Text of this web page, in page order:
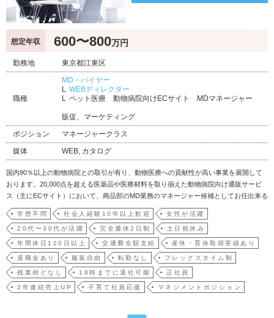
想定年収 600〜800万円
勤務地 東京都江東区
職種
MD・バイヤー
WEBディレクター
ペット医療 動物病院向けECサイト MDマネージャー
販促、マーケティング
ポジション
マネージャークラス
媒体
WEB, カタログ
国内90％以上の動物病院との取引が有り、動物医療への貢献性が高い事業を展開して
おります。20,000点を超える医薬品や医療材料を取り揃えた動物病院向け通販サービ
ス（主にECサイト）において、商品部のMD業務のマネージャー候補としてお任出来る
方の募集です。■主な業務内容：・チームマネジメント ・事業推進と損益管理 ・商
品販売戦略の立案と実行 ・仕入先メーカーとの関係構築 ・新しい商品の仕入れ
（メーカ…
学歴不問 社会人経験10年以上歓迎 女性が活躍
20代〜30代が活躍 完全週休2日制 土日祝休み
年間休日120日以上 交通費全額支給 産休・育休取得実績あり
退職金あり 服装自由 転勤なし フレックスタイム制
残業殆どなし 18時までに退社可能 正社員
2年連続売上UP 子育て社員応援 マネジメントポジション